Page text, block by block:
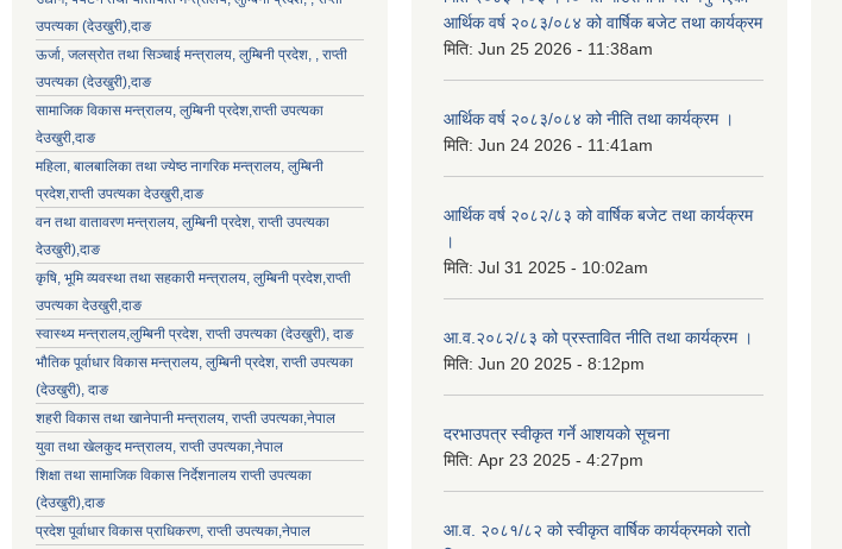
उपत्यका (देउखुरी),दाङ
ऊर्जा, जलस्रोत तथा सिञ्चाई मन्त्रालय, लुम्बिनी प्रदेश, , राप्ती
उपत्यका (देउखुरी),दाङ
सामाजिक विकास मन्‍‍त्रालय, लुम्बिनी प्रदेश,राप्ती उपत्यका
देउखुरी,दाङ
महिला, बालबालिका तथा ज्येष्ठ नागरिक मन्त्रालय, लुम्बिनी
प्रदेश,राप्ती उपत्यका देउखुरी,दाङ
वन तथा वातावरण मन्त्रालय, लुम्बिनी प्रदेश, राप्ती उपत्यका
देउखुरी),दाङ
कृषि, भूमि व्यवस्था तथा सहकारी मन्त्रालय, लुम्बिनी प्रदेश,राप्ती
उपत्यका देउखुरी,दाङ
स्वास्थ्य मन्त्रालय,लुम्बिनी प्रदेश, राप्ती उपत्यका (देउखुरी), दाङ
भौतिक पूर्वाधार विकास मन्त्रालय, लुम्बिनी प्रदेश, राप्ती उपत्यका
(देउखुरी), दाङ
शहरी विकास तथा खानेपानी मन्त्रालय, राप्ती उपत्यका,नेपाल
युवा तथा खेलकुद मन्त्रालय, राप्ती उपत्यका,नेपाल
शिक्षा तथा सामाजिक विकास निर्देशनालय राप्ती उपत्यका
(देउखुरी),दाङ
प्रदेश पूर्वाधार विकास प्राधिकरण, राप्ती उपत्यका,नेपाल
आर्थिक वर्ष २०८३/०८४ को वार्षिक बजेट तथा कार्यक्रम
मिति: Jun 25 2026 - 11:38am
आर्थिक वर्ष २०८३/०८४ को नीति तथा कार्यक्रम ।
मिति: Jun 24 2026 - 11:41am
आर्थिक वर्ष २०८२/८३ को वार्षिक बजेट तथा कार्यक्रम
।
मिति: Jul 31 2025 - 10:02am
आ.व.२०८२/८३ को प्रस्तावित नीति तथा कार्यक्रम ।
मिति: Jun 20 2025 - 8:12pm
दरभाउपत्र स्वीकृत गर्ने आशयकाे सूचना
मिति: Apr 23 2025 - 4:27pm
आ.व. २०८१/८२ को स्वीकृत वार्षिक कार्यक्रमको रातो